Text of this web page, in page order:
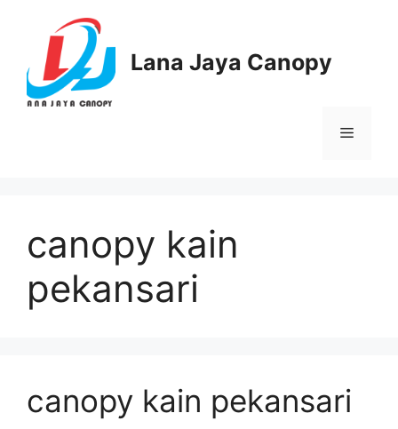
Lana Jaya Canopy
Menu
canopy kain
pekansari
canopy kain pekansari